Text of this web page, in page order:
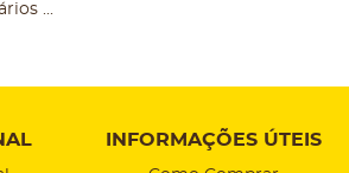
...
INFORMAÇÕES ÚTEIS